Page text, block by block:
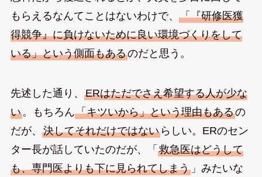
もらえるなんてことはないわけで、 「『研修医獲
得競争』に負けないために良い環境づくりをして
いる」という側面もあるのだと思う。
先述した通り、 ERはただでさえ希望する人が少な
い。もちろん「キツいから」という理由もあるの
だが、 決してそれだけではないらしい。ERのセン
ター長が話していたのだが、「 救急医はどうして
も、専門医よりも下に見られてしまう」みたいな